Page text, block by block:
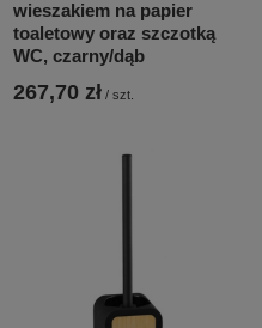
wieszakiem na papier
toaletowy oraz szczotką
WC, czarny/dąb
267,70 zł / szt.